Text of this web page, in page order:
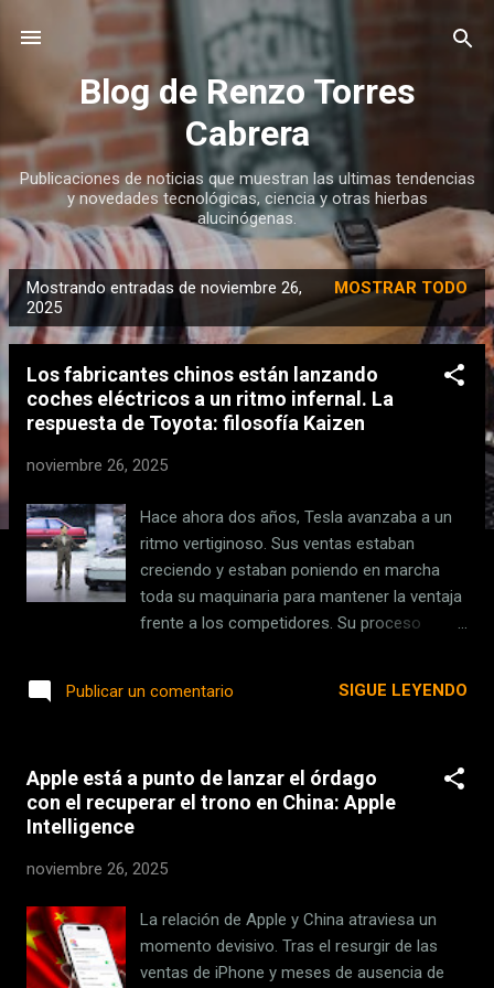
Ir al contenido principal
Blog de Renzo Torres
Cabrera
Publicaciones de noticias que muestran las ultimas tendencias
y novedades tecnológicas, ciencia y otras hierbas
alucinógenas.
E
n
Mostrando entradas de noviembre 26,
2025
MOSTRAR TODO
Los fabricantes chinos están lanzando
coches eléctricos a un ritmo infernal. La
respuesta de Toyota: filosofía Kaizen
noviembre 26, 2025
Hace ahora dos años, Tesla avanzaba a un
ritmo vertiginoso. Sus ventas estaban
creciendo y estaban poniendo en marcha
toda su maquinaria para mantener la ventaja
frente a los competidores. Su proceso
podían apretar con fuerza en el precio final.
fábrica de Berlín con nuestros propios ojos.
Enorme, imponente. Con ella, la compañía
con mayor rapidez. Eso le permite fabricar
porque para los rivales esa misma pieza
consiste en muchas otras de menor tamaño
que hay que ensamblar. La revolución es tal
Publicar un comentario SIGUE LEYENDO
Apple está a punto de lanzar el órdago
con el recuperar el trono en China: Apple
Intelligence
noviembre 26, 2025
La relación de Apple y China atraviesa un
momento devisivo. Tras el resurgir de las
ventas de iPhone y meses de ausencia de